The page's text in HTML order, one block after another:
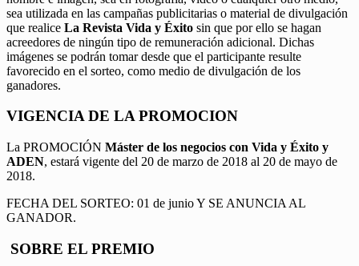
sea utilizada en las campañas publicitarias o material de divulgación
que realice La Revista Vida y Éxito sin que por ello se hagan
acreedores de ningún tipo de remuneración adicional. Dichas
imágenes se podrán tomar desde que el participante resulte
favorecido en el sorteo, como medio de divulgación de los
ganadores.
VIGENCIA DE LA PROMOCION
La PROMOCIÓN Máster de los negocios con Vida y Éxito y
ADEN, estará vigente del 20 de marzo de 2018 al 20 de mayo de
2018.
FECHA DEL SORTEO: 01 de junio Y SE ANUNCIA AL
GANADOR.
SOBRE EL PREMIO